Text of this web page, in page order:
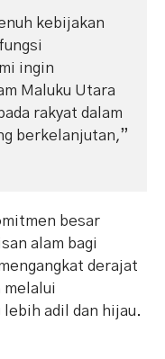
kebijakan
ingin
Maluku Utara
rakyat dalam
berkelanjutan,”
besar
alam bagi
derajat
melalui
lebih adil dan hijau.